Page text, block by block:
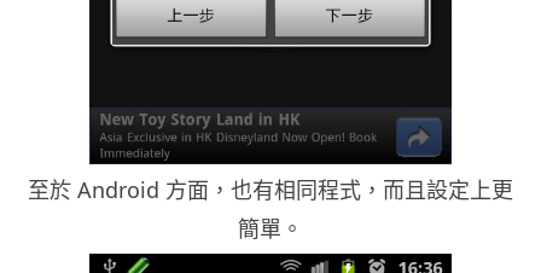
至於 Android 方面，也有相同程式，而且設定上更
簡單。